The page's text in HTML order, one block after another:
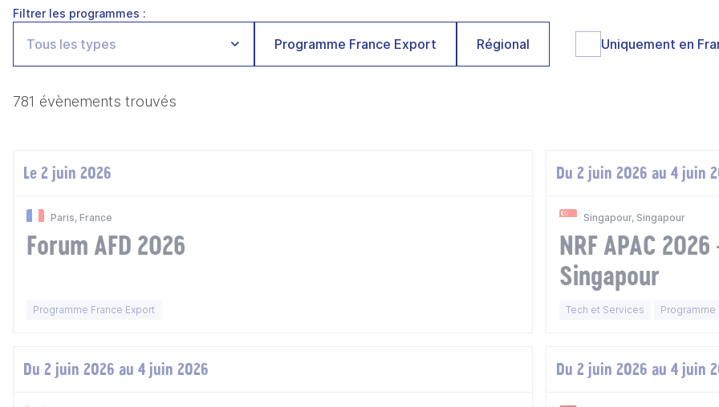
Filtrer les programmes :
Programme France Export Régional Uniquement en
781 évènements trouvés
Le 2 juin 2026
Paris, France
Forum AFD 2026
Programme France Export
Du 2 juin 2026 au 4 juin
Singapour, Singapour
NRF APAC
Singapour
Tech et Services Programme
Du 2 juin 2026 au 4 juin 2026 Du 2 juin 2026 au 4 juin